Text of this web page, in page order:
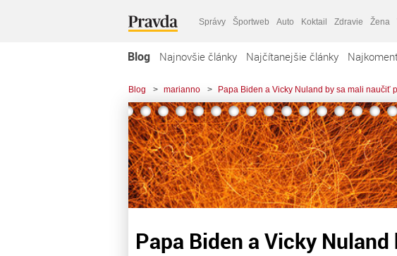
Správy Športweb Auto Koktail Zdravie Žena
Blog Najnovšie články Najčítanejšie články
Blog > marianno > Papa Biden a Vicky Nuland by sa mali naučiť
Papa Biden a Vicky